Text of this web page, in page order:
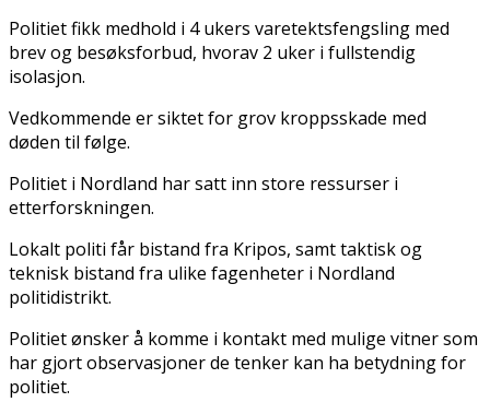
Politiet fikk medhold i 4 ukers varetektsfengsling med
brev og besøksforbud, hvorav 2 uker i fullstendig
isolasjon.
Vedkommende er siktet for grov kroppsskade med
døden til følge.
Politiet i Nordland har satt inn store ressurser i
etterforskningen.
Lokalt politi får bistand fra Kripos, samt taktisk og
teknisk bistand fra ulike fagenheter i Nordland
politidistrikt.
Politiet ønsker å komme i kontakt med mulige vitner som
har gjort observasjoner de tenker kan ha betydning for
politiet.